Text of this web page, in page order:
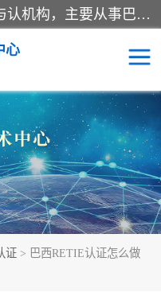
*是一家的测试、评估、检查与认机构，主要从事巴西NR10认证、NR12认证、NR13认证；ANATEL认证、INMTRO认证，欧盟CE认证：MD认证，PED认证，MID认证，ATEX认证，德国蓝色天使认证。
心
证 > 巴西RETIE认证怎么做
NR10认证
NR13认证
巴西NR认证
RETIE认证